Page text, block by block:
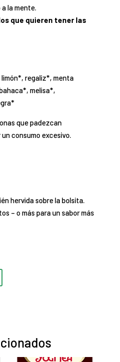
la mente.
que quieren tener las
regaliz*, menta
melisa*,
que padezcan
consumo excesivo.
hervida sobre la bolsita.
– o más para un sabor más